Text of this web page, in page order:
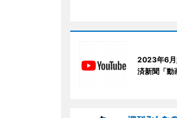
2023年6月
済新聞「動